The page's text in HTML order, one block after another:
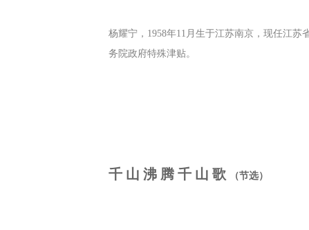
杨耀宁，1958年11月生于江苏南京，现任江
务院政府特殊津贴。
千 山 沸 腾 千 山 歌 （节选）